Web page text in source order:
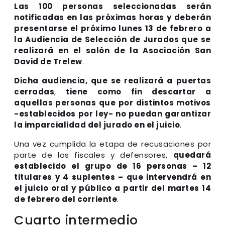
Las 100 personas seleccionadas serán
notificadas en las próximas horas y deberán
presentarse el próximo lunes 13 de febrero a
la Audiencia de Selección de Jurados que se
realizará en el salón de la Asociación San
David de Trelew.
Dicha audiencia, que se realizará a puertas
cerradas, tiene como fin descartar a
aquellas personas que por distintos motivos
-establecidos por ley- no puedan garantizar
la imparcialidad del jurado en el juicio.
Una vez cumplida la etapa de recusaciones por
parte de los fiscales y defensores, quedará
establecido el grupo de 16 personas – 12
titulares y 4 suplentes – que intervendrá en
el juicio oral y público a partir del martes 14
de febrero del corriente.
Cuarto intermedio